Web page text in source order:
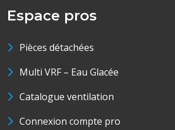
Espace pros
Pièces détachées
Multi VRF – Eau Glacée
Catalogue ventilation
Connexion compte pro